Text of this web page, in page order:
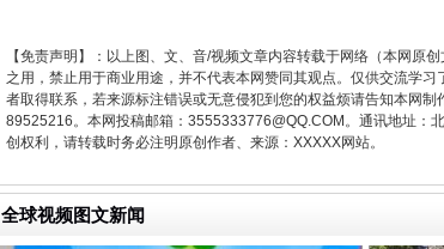
【免责声明】：以上图、文、音/视频文章内容转载于网络（本网原
之用，禁止用于商业用途，并不代表本网赞同其观点。仅供交流学
者取得联系，若来源标注错误或无意侵犯到您的权益烦请告知本网
89525216。本网投稿邮箱：3555333776@QQ.COM。通讯地址：
创权利，请转载时务必注明原创作者、来源：XXXXX网站。
全球视频图文新闻